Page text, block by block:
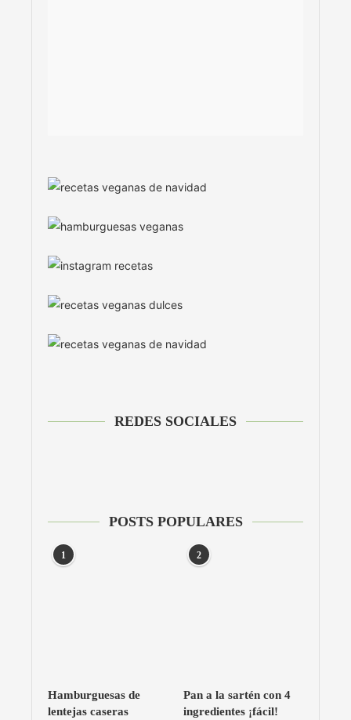
REDES SOCIALES
POSTS POPULARES
1
Hamburguesas de
lentejas caseras
2
Pan a la sartén con 4
ingredientes ¡fácil!